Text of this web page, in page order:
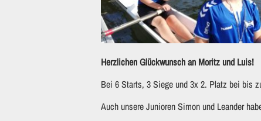
Herzlichen Glückwunsch an Moritz und Luis!
Bei 6 Starts, 3 Siege und 3x 2. Platz bei bis
Auch unsere Junioren Simon und Leander